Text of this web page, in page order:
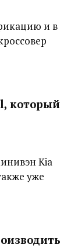
и в
который
Kia
уже